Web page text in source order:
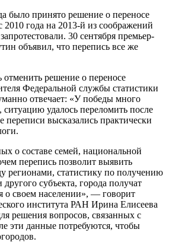
было принято решение о переносе
2010 года на 2013-й из соображений
30 сентября премьер-
объявил, что перепись все же
отменить решение о переносе
Федеральной службы статистики
отвечает: «У победы много
удалось переломить после
переписи высказались практически
о составе семей, национальной
перепись позволит выявить
регионами, статистику по получению
субъекта, города получат
о своем населении», — говорит
института РАН Ирина Елисеева
решения вопросов, связанных с
эти данные потребуются, чтобы